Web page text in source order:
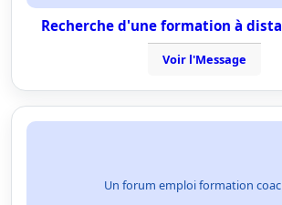
Recherche d'une formation à
Voir l'Message
Un forum emploi formation